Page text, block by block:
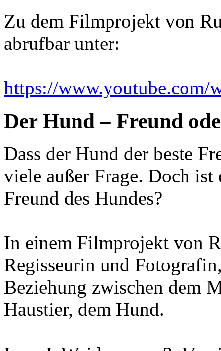
Zu dem Filmprojekt von
abrufbar unter:
https://www.youtube.com/
Der Hund – Freund
Dass der Hund der beste
viele außer Frage. Doch ist
Freund des Hundes?
In einem Filmprojekt von
Regisseurin und
Beziehung zwischen dem
Haustier, dem Hund.